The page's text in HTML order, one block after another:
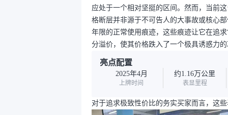
应处于一个相对坚挺的区间。然而，当前
格断层并非源于不可告人的大事故或核心
年限的正常使用痕迹，这些痕迹让它在追
分溢价，使其价格跌入了一个极具诱惑力
亮点配置
2025年4月
上牌时间
约1.16万公里
表显里程
对于追求极致性价比的务实买家而言，这